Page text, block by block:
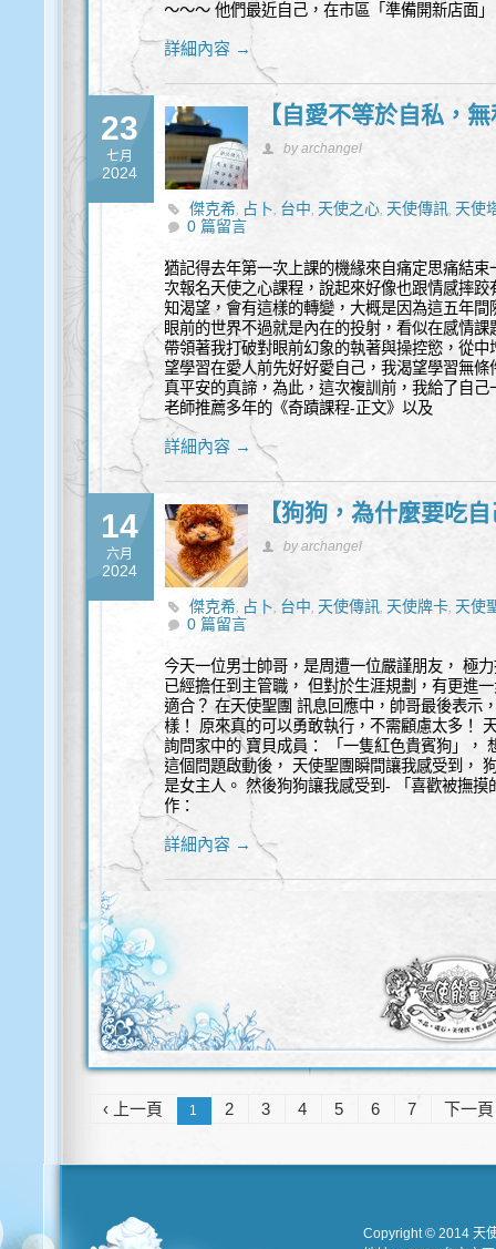
～～～ 他們最近自己，在市區「準備開新店面
詳細內容 →
23
七月
2024
【自愛不等於自私，
by archangel
傑克希, 占卜, 台中, 天使之心, 天使傳訊, 天使
豐盛
0 篇留言
猶記得去年第一次上課的機緣來自痛定思痛結
次報名天使之心課程，說起來好像也跟情感摔
知渴望，會有這樣的轉變，大概是因為這五年
眼前的世界不過就是內在的投射，看似在感情
帶領著我打破對眼前幻象的執著與操控慾，從
望學習在愛人前先好好愛自己，我渴望學習無
真平安的真諦，為此，這次複訓前，我給了自
老師推薦多年的《奇蹟課程-正文》以及
詳細內容 →
14
六月
2024
【狗狗，為什麼要吃
by archangel
傑克希, 占卜, 台中, 天使傳訊, 天使牌卡, 天使
性諮商,靈性諮詢
0 篇留言
今天一位男士帥哥，是周遭一位嚴謹朋友， 極
已經擔任到主管職， 但對於生涯規劃，有更進
適合？ 在天使聖團 訊息回應中，帥哥最後表示
樣！ 原來真的可以勇敢執行，不需顧慮太多！
詢問家中的 寶貝成員： 「一隻紅色貴賓狗」，
這個問題啟動後， 天使聖團瞬間讓我感受到，
是女主人。 然後狗狗讓我感受到- 「喜歡被撫
作：
詳細內容 →
‹ 上一頁 1 2 3 4 5 6 7 下一頁
Copyright © 2014 天